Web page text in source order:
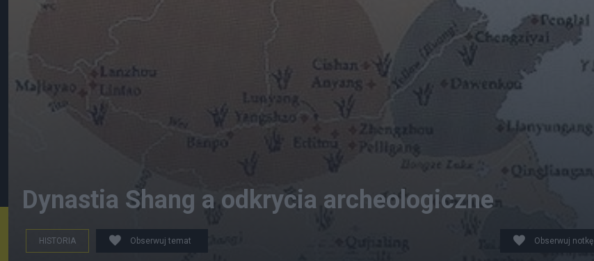
Dynastia Shang a odkrycia archeologiczne
HISTORIA Obserwuj temat Obserwuj notkę